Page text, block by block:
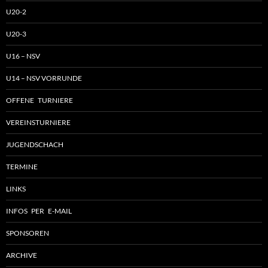
U20-2
U20-3
U16 – NSV
U14 – NSV VORRUNDE
OFFENE TURNIERE
VEREINSTURNIERE
JUGENDSCHACH
TERMINE
LINKS
INFOS PER E-MAIL
SPONSOREN
ARCHIVE